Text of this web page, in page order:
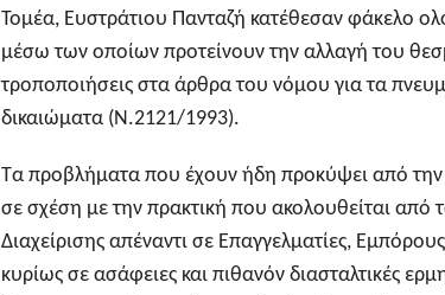
Τομέα, Ευστράτιου Πανταζή κατέθεσαν φάκελο
μέσω των οποίων προτείνουν την αλλαγή του
τροποποιήσεις στα άρθρα του νόμου για τα
δικαιώματα (Ν.2121/1993).
Τα προβλήματα που έχουν ήδη προκύψει από
σε σχέση με την πρακτική που ακολουθείται από
Διαχείρισης απέναντι σε Επαγγελματίες,
κυρίως σε ασάφειες και πιθανόν διασταλτικές